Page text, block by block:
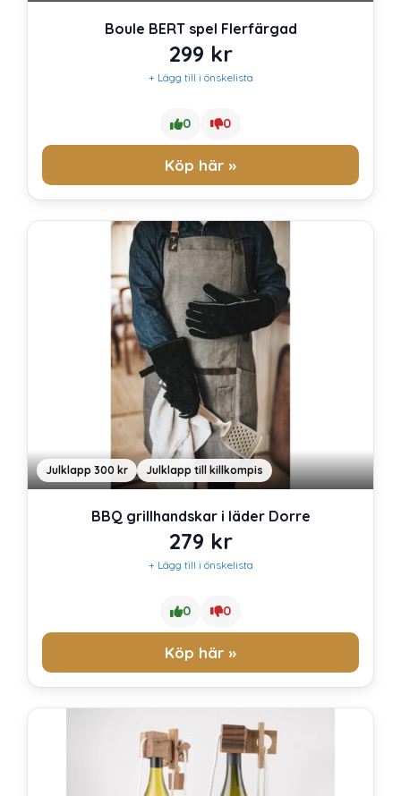
Boule BERT spel Flerfärgad
299 kr
+ Lägg till i önskelista
0 0
Köp här »
Julklapp 300 kr Julklapp till killkompis
BBQ grillhandskar i läder Dorre
279 kr
+ Lägg till i önskelista
0 0
Köp här »